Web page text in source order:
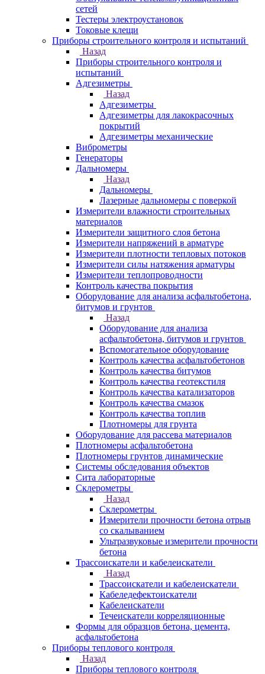
сетей
Тестеры электроустановок
Токовые клещи
Приборы строительного контроля и испытаний
Назад
Приборы строительного контроля и
испытаний
Адгезиметры
Назад
Адгезиметры
Адгезиметры для лакокрасочных
покрытий
Адгезиметры механические
Виброметры
Генераторы
Дальномеры
Назад
Дальномеры
Лазерные дальномеры с поверкой
Измерители влажности строительных
материалов
Измерители защитного слоя бетона
Измерители напряжений в арматуре
Измерители плотности тепловых потоков
Измерители силы натяжения арматуры
Измерители теплопроводности
Контроль качества покрытия
Оборудование для анализа асфальтобетона,
битумов и грунтов
Назад
Оборудование для анализа
асфальтобетона, битумов и грунтов
Вспомогательное оборудование
Контроль качества асфальтобетонов
Контроль качества битумов
Контроль качества геотекстиля
Контроль качества катализаторов
Контроль качества смазок
Контроль качества топлив
Плотномеры для грунта
Оборудование для рассева материалов
Плотномеры асфальтобетона
Плотномеры грунтов динамические
Системы обследования объектов
Сита лабораторные
Склерометры
Назад
Склерометры
Измерители прочности бетона отрыв
со скалыванием
Ультразвуковые измерители прочности
бетона
Трассоискатели и кабелеискатели
Назад
Трассоискатели и кабелеискатели
Кабеледефектоискатели
Кабелеискатели
Течеискатели корреляционные
Формы для образцов бетона, цемента,
асфальтобетона
Приборы теплового контроля
Назад
Приборы теплового контроля